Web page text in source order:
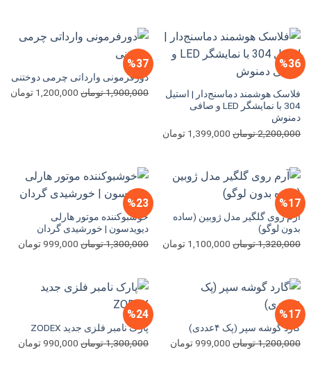
بود.
%36
فلاسک هوشمند دماسنج‌دار | استیل
304 با نمایشگر LED و صافی
دمنوش
2,200,000تومان قیمت
بود.
1,399,000 تومانقیمت
است.
%37
دورفرمونی وارداتی چرمی دوختنی
1,900,000تومان قیمت
1,200,000 تومان
%17
آرم روی گلگیر مدل ژوبین (ساده
بدون لوگو)
1,320,000تومان قیمت
بود.
1,100,000 تومانقیمت
است.
%23
خوشبوکننده موتور هارلی
دیویدسون | خورشیدی گردان
1,300,000تومان قیمت
بود.
999,000 تومان
%17
گارد گوشه سپر (پک ۴عددی)
1,200,000تومان قیمت
999,000 تومانقیمت
%24
پارک نامبر فلزی جدید ZODEX
1,300,000تومان قیمت
990,000 تومان